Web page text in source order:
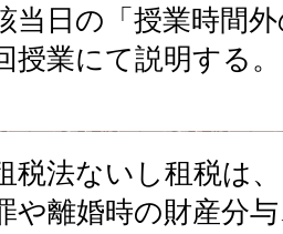
日の「授業時間
授業にて説明する。
法ないし租税は
や離婚時の財産分